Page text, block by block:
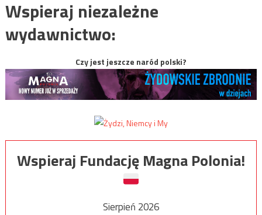
Wspieraj niezależne
wydawnictwo:
Czy jest jeszcze naród polski?
Wspieraj Fundację Magna Polonia!
Sierpień 2026